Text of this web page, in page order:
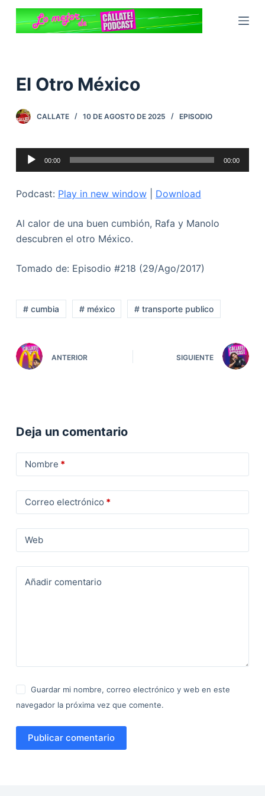
S
a
a
e
d
El Otro México
CALLATE 10 DE AGOSTO DE 2025 EPISODIO
Reproductor
de
00:00 00:00
Podcast: Play in new window| Download
Al calor de una buen cumbión, Rafa y Manolo
descubren el otro México.
Tomado de: Episodio #218 (29/Ago/2017)
# cumbia # méxico # transporte publico
ANTERIOR SIGUIENTE
Deja un comentario
Nombre *
Correo electrónico *
Web
Añadir comentario
Guardar mi nombre, correo electrónico y web en este
navegador la próxima vez que comente.
Publicar comentario